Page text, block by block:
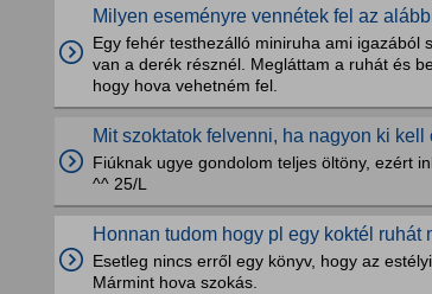
Milyen eseményre vennétek fel az
Egy fehér testhezálló miniruha ami igazából
van a derék résznél. Megláttam a ruhát és
hogy hova vehetném fel.
Mit szoktatok felvenni, ha nagyon ki
Fiúknak ugye gondolom teljes öltöny, ezért
^^ 25/L
Honnan tudom hogy pl egy koktél
Esetleg nincs erről egy könyv, hogy az
Mármint hova szokás.